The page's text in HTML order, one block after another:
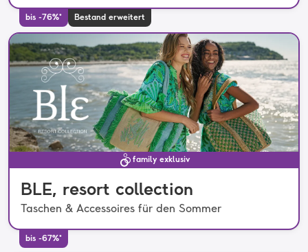
bis -76%* Bestand erweitert
family exklusiv
BLE, resort collection
Taschen & Accessoires für den Sommer
bis -67%*